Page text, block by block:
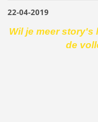
22-04-2019
Wil je meer story's
de